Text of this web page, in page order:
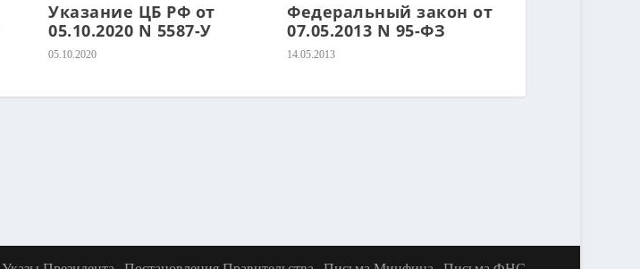
Указание ЦБ РФ от
05.10.2020 N 5587-У
05.10.2020
Федеральный закон от
07.05.2013 N 95-ФЗ
14.05.2013